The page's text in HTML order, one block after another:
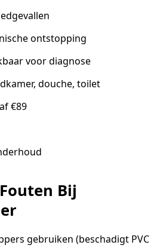
ontstopping
voor diagnose
douche, toilet
€89
Bij
gebruiken (beschadigt PVC